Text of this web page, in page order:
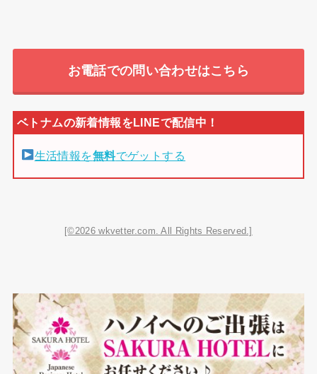
お電話での問い合わせはこちら
生活情報を無料でゲットする
[©2026 wkvetter.com. All Rights Reserved.]